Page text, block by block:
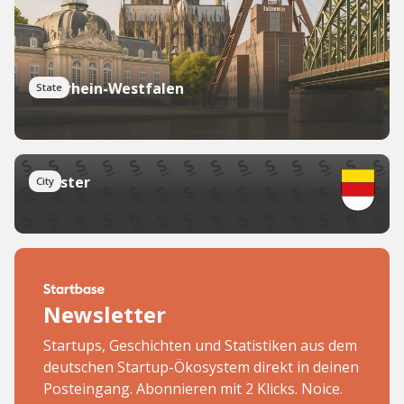
State
Nordrhein-Westfalen
City
Münster
Newsletter
Startups, Geschichten und Statistiken aus dem
deutschen Startup-Ökosystem direkt in deinen
Posteingang. Abonnieren mit 2 Klicks. Noice.